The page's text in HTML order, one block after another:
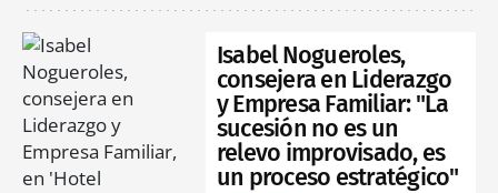
Isabel Nogueroles,
consejera en Liderazgo
y Empresa Familiar: "La
sucesión no es un
relevo improvisado, es
un proceso estratégico"